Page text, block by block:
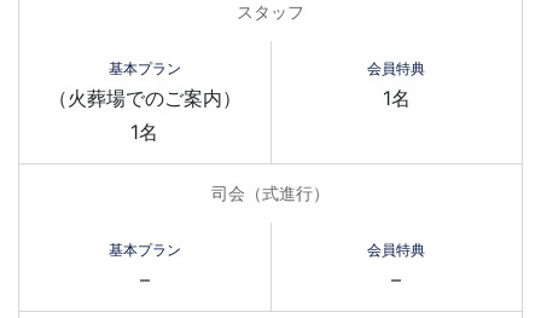
スタッフ
（火葬場でのご案内）
1名
1名
司会（式進行）
– –